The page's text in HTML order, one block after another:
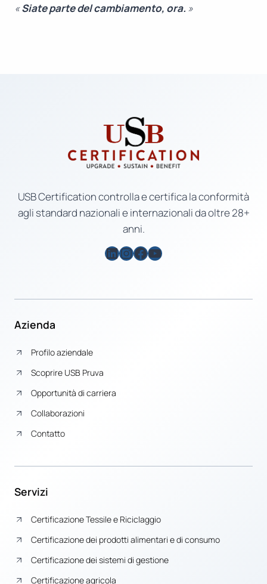
«Siate parte del cambiamento, ora. »
USB Certification controlla e certifica la conformità
agli standard nazionali e internazionali da oltre 28+
anni.
LinkedIn
Instagram
Facebook
YouTube
Azienda
Profilo aziendale
Scoprire USB Pruva
Opportunità di carriera
Collaborazioni
Contatto
Servizi
Certificazione Tessile e Riciclaggio
Certificazione dei prodotti alimentari e di consumo
Certificazione dei sistemi di gestione
Certificazione agricola